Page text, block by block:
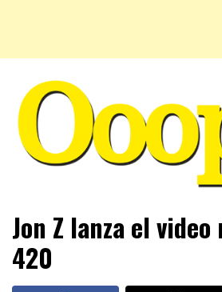
Ooops! Magazine
al tanto de las celebridades que
en un mismo lugar. Grupo Leferas™
Jon Z lanza el
420